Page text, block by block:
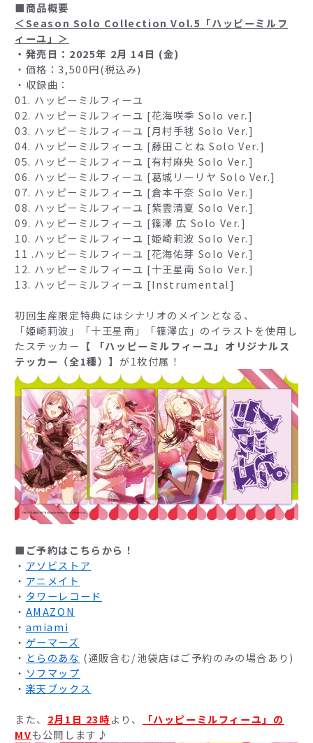
■商品概要
＜Season Solo Collection Vol.5「ハッピーミルフ
ィーユ」＞
・発売日：2025年 2月 14日 (金)
・価格：3,500円(税込み)
・収録曲：
01. ハッピーミルフィーユ
02. ハッピーミルフィーユ [花海咲季 Solo ver.]
03. ハッピーミルフィーユ [月村手毬 Solo Ver.]
04. ハッピーミルフィーユ [藤田ことね Solo Ver.]
05. ハッピーミルフィーユ [有村麻央 Solo Ver.]
06. ハッピーミルフィーユ [葛城リーリヤ Solo Ver.]
07. ハッピーミルフィーユ [倉本千奈 Solo Ver.]
08. ハッピーミルフィーユ [紫雲清夏 Solo Ver.]
09. ハッピーミルフィーユ [篠澤 広 Solo Ver.]
10. ハッピーミルフィーユ [姫崎莉波 Solo Ver.]
11 .ハッピーミルフィーユ [花海佑芽 Solo Ver.]
12. ハッピーミルフィーユ [十王星南 Solo Ver.]
13. ハッピーミルフィーユ [Instrumental]
初回生産限定特典にはシナリオのメインとなる、
「姫崎莉波」「十王星南」「篠澤広」のイラストを使用し
たステッカー 【 「ハッピーミルフィーユ」オリジナルス
テッカー（全1種）】が1枚付属！
■ご予約はこちらから！
・ アソビストア
・ アニメイト
・ タワーレコード
・ AMAZON
・ amiami
・ ゲーマーズ
・ とらのあな (通販含む/池袋店はご予約のみの場合あり)
・ ソフマップ
・ 楽天ブックス
また、 2月1日 23時 より、
「ハッピーミルフィーユ」の
MVも公開します♪